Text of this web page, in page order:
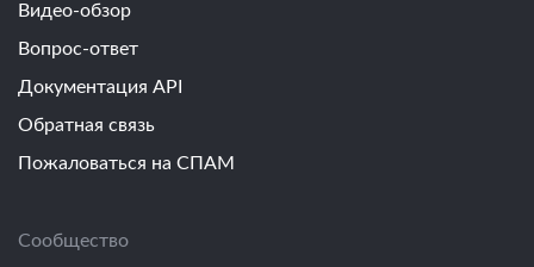
Видео-обзор
Вопрос-ответ
Документация API
Обратная связь
Пожаловаться на СПАМ
Сообщество